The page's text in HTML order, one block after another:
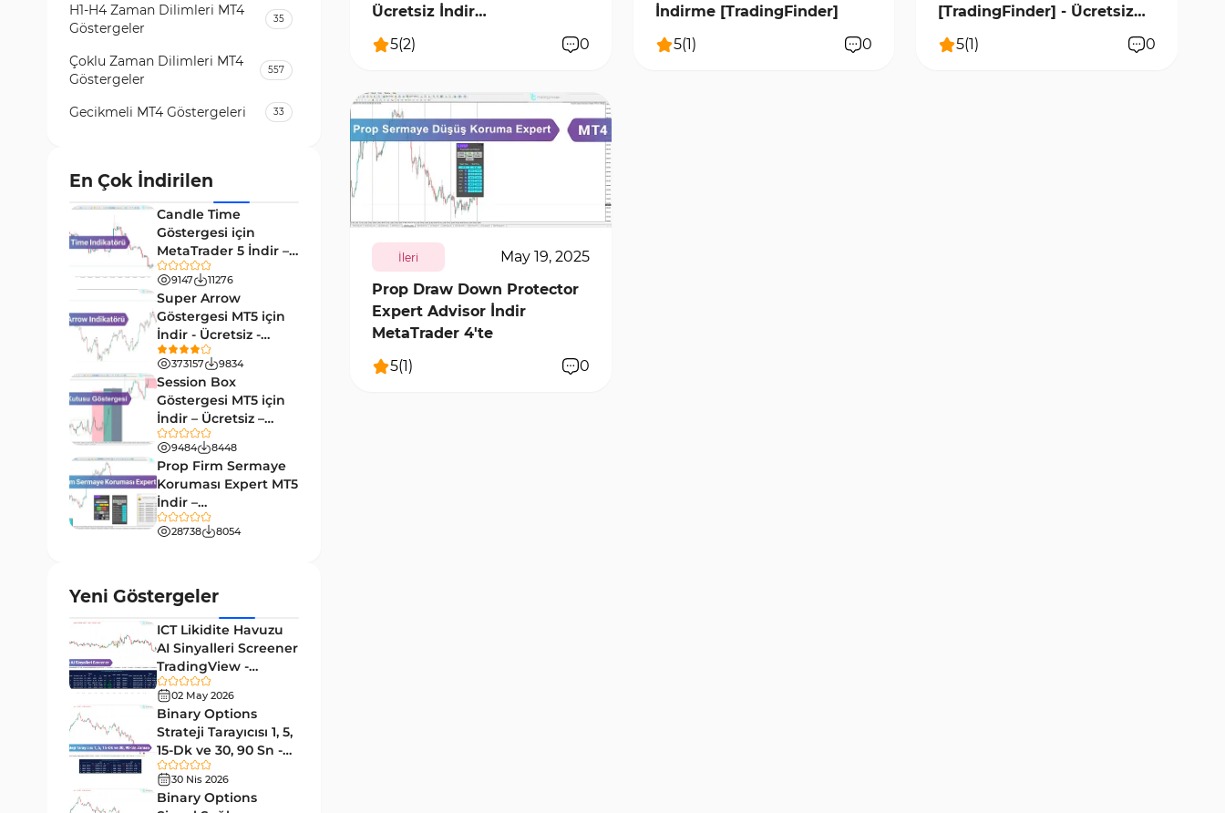
Ücretsiz İndir
[TradingFinder]
5(2) 0
İndirme [TradingFinder]
5(1 ) 0
[TradingFinder] - Ücretsiz
İndirme
5(1 ) 0
6022 0
İleri
May 19, 2025
Prop Draw Down Protector
Expert Advisor İndir
MetaTrader 4'te
5(1) 0
H1-H4 Zaman Dilimleri MT4
Göstergeler
35
Çoklu Zaman Dilimleri MT4
Göstergeler
557
Gecikmeli MT4 Göstergeleri 33
Kripto MT4 Göstergeleri
Vadeli İşlem Piyasası MT4
Göstergeleri
Emtia Piyasası MT4
Göstergeleri
MetaTrader 4 için Volume
Profile Göstergeleri
2
KillZones MT4 Göstergeleri
Elliott Dalga Teorisi MT4
Göstergeleri
9
Giriş ve Çıkış MT4 Göstergeleri
Grafik ve Klasik MT4
Göstergeleri
48
Momentum MT4 Göstergeleri
Göstergeleri
Forward Piyasası MT4
Göstergeleri
Döngüler MT4 Göstergeleri
Arz ve Talep MT4 Göstergeleri
Kırılma MT4 Göstergeleri 95
Likidite MT4 Göstergeleri
En Çok İndirilen
Candle Time
Göstergesi için
MetaTrader 5 İndir –
[TradingFinder]
9147 11276
Super Arrow
Göstergesi MT5 için
İndir - Ücretsiz -
[Trading Finder]
373157 9834
Session Box
Göstergesi MT5 için
İndir – Ücretsiz –
TradingFinder
9484 8448
Prop Firm Sermaye
Koruması Expert MT5
İndir –
[TradingFinder]
28738 8054
Yeni Göstergeler
ICT Likidite Havuzu
AI Sinyalleri Screener
TradingView -
[TradingFinder]
Ücretsiz
02 May 2026
Binary Options
Strateji Tarayıcısı 1, 5,
15-Dk ve 30, 90 Sn -
[TradingFinder]
30 Nis 2026
Binary Options